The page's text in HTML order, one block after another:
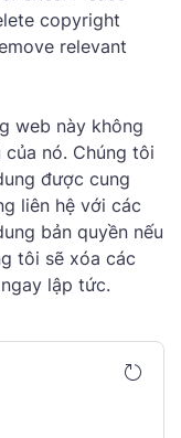
copyright
relevant
web này không
nó. Chúng tôi
được cung
liên hệ với các
bản quyền nếu
tôi sẽ xóa các
lập tức.